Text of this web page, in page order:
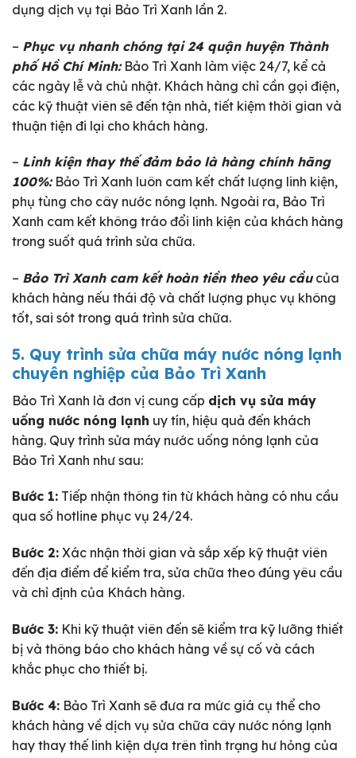
dụng dịch vụ tại Bảo Trì Xanh lần 2.
– Phục vụ nhanh chóng tại 24 quận huyện Thành
phố Hồ Chí Minh:Bảo Trì Xanh làm việc 24/7, kể cả
các ngày lễ và chủ nhật. Khách hàng chỉ cần gọi điện,
các kỹ thuật viên sẽ đến tận nhà, tiết kiệm thời gian và
thuận tiện đi lại cho khách hàng.
– Linh kiện thay thế đảm bảo là hàng chính hãng
100%:Bảo Trì Xanh luôn cam kết chất lượng linh kiện,
phụ tùng cho cây nước nóng lạnh. Ngoài ra, Bảo Trì
Xanh cam kết không tráo đổi linh kiện của khách hàng
trong suốt quá trình sửa chữa.
– Bảo Trì Xanh cam kết hoàn tiền theo yêu cầucủa
khách hàng nếu thái độ và chất lượng phục vụ không
tốt, sai sót trong quá trình sửa chữa.
5. Quy trình sửa chữa máy nước nóng lạnh
chuyên nghiệp của Bảo Trì Xanh
Bảo Trì Xanh là đơn vị cung cấp dịch vụ sửa máy
uống nước nóng lạnh uy tín, hiệu quả đến khách
hàng. Quy trình sửa máy nước uống nóng lạnh của
Bảo Trì Xanh như sau:
Bước 1: Tiếp nhận thông tin từ khách hàng có nhu cầu
qua số hotline phục vụ 24/24.
Bước 2: Xác nhận thời gian và sắp xếp kỹ thuật viên
đến địa điểm để kiểm tra, sửa chữa theo đúng yêu cầu
và chỉ định của Khách hàng.
Bước 3: Khi kỹ thuật viên đến sẽ kiểm tra kỹ lưỡng thiết
bị và thông báo cho khách hàng về sự cố và cách
khắc phục cho thiết bị.
Bước 4: Bảo Trì Xanh sẽ đưa ra mức giá cụ thể cho
khách hàng về dịch vụ sửa chữa cây nước nóng lạnh
hay thay thế linh kiện dựa trên tình trạng hư hỏng của